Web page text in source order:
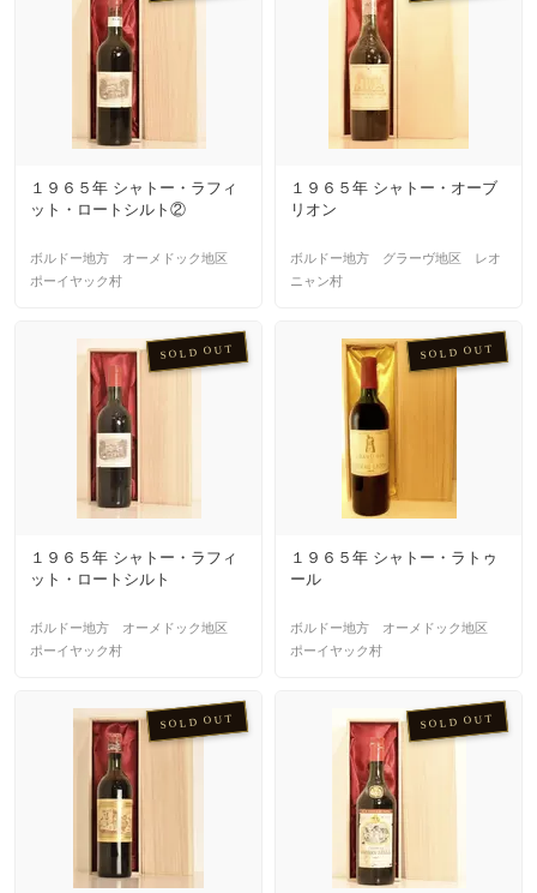
１９６５年 シャトー・ラフィ
ット・ロートシルト②
ボルドー地方 オーメドック地区
ポーイヤック村
１９６５年 シャトー・オーブ
リオン
ボルドー地方 グラーヴ地区 レオ
ニャン村
SOLD OUT
１９６５年 シャトー・ラフィ
ット・ロートシルト
ボルドー地方 オーメドック地区
ポーイヤック村
SOLD OUT
１９６５年 シャトー・ラトゥ
ール
ボルドー地方 オーメドック地区
ポーイヤック村
SOLD OUT SOLD OUT